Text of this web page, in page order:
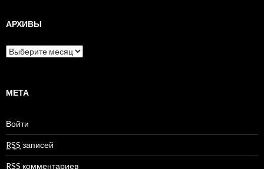
АРХИВЫ
А
в
МЕТА
Войти
RSS записей
RSS комментариев